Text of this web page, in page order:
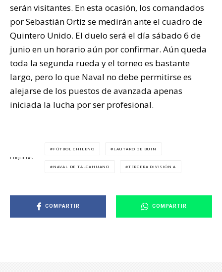
serán visitantes. En esta ocasión, los comandados
por Sebastián Ortiz se medirán ante el cuadro de
Quintero Unido. El duelo será el día sábado 6 de
junio en un horario aún por confirmar. Aún queda
toda la segunda rueda y el torneo es bastante
largo, pero lo que Naval no debe permitirse es
alejarse de los puestos de avanzada apenas
iniciada la lucha por ser profesional.
ETIQUETAS
FÚTBOL CHILENO LAUTARO DE BUIN
NAVAL DE TALCAHUANO TERCERA DIVISIÓN A
COMPARTIR COMPARTIR